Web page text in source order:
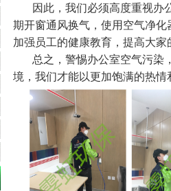
因此，我们必须高度重视办公
期开窗通风换气，使用空气净
加强员工的健康教育，提高大
总之，警惕办公室空气污染，
境，我们才能以更加饱满的热